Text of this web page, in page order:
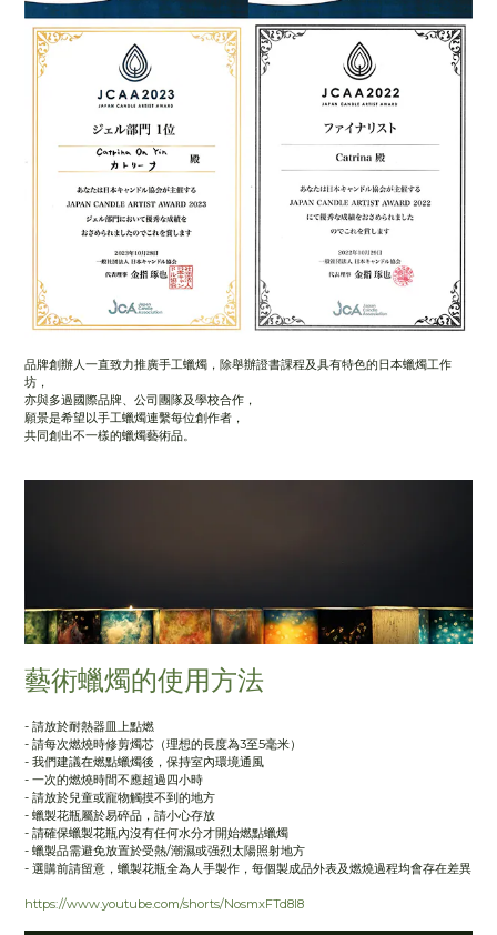
品牌創辦人一直致力推廣手工蠟燭，除舉辦證書課程及具有特色的日本蠟燭工作
坊，
亦與多過國際品牌、公司團隊及學校合作，
願景是希望以手工蠟燭連繫每位創作者，
共同創出不一樣的蠟燭藝術品。
藝術蠟燭的使用方法
- 請放於耐熱器皿上點燃
- 請每次燃燒時修剪燭芯（理想的長度為3至5毫米）
- 我們建議在燃點蠟燭後，保持室內環境通風
- 一次的燃燒時間不應超過四小時
- 請放於兒童或寵物觸摸不到的地方
- 蠟製花瓶屬於易碎品，請小心存放
- ⁠請確保蠟製花瓶內沒有任何水分才開始燃點蠟燭
- 蠟製品需避免放置於受熱/潮濕或强烈太陽照射地方
- 選購前請留意，蠟製花瓶全為人手製作，每個製成品外表及燃燒過程均會存在差異
https://www.youtube.com/shorts/NosmxFTd8I8